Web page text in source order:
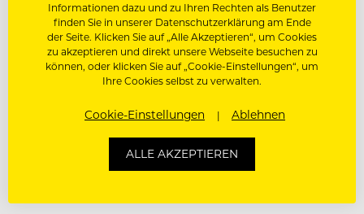
Informationen dazu und zu Ihren Rechten als Benutzer
finden Sie in unserer Datenschutzerklärung am Ende
der Seite. Klicken Sie auf „Alle Akzeptieren“, um Cookies
zu akzeptieren und direkt unsere Webseite besuchen zu
können, oder klicken Sie auf „Cookie-Einstellungen“, um
Ihre Cookies selbst zu verwalten.
Cookie-Einstellungen Ablehnen
ALLE AKZEPTIEREN